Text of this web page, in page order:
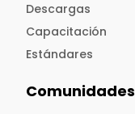
Descargas
Capacitación
Estándares
Comunidades